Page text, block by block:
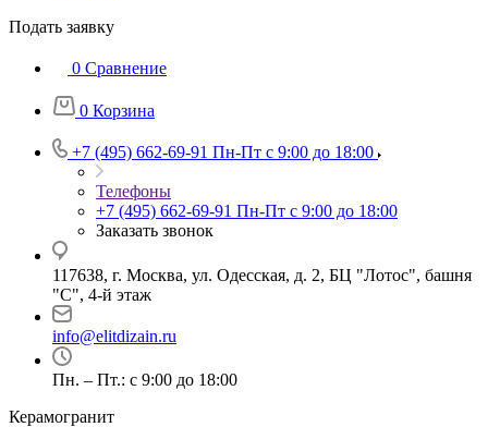
Подать заявку
0 Сравнение
0 Корзина
+7 (495) 662-69-91 Пн-Пт c 9:00 до 18:00
Телефоны
+7 (495) 662-69-91 Пн-Пт c 9:00 до 18:00
Заказать звонок
117638, г. Москва, ул. Одесская, д. 2, БЦ "Лотос", башня
"С", 4-й этаж
info@elitdizain.ru
Пн. – Пт.: с 9:00 до 18:00
Керамогранит